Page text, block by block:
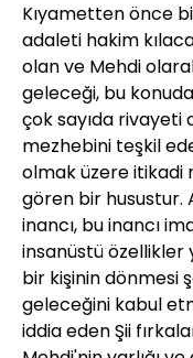
Kıyametten önce
adaleti hakim
olan ve Mehdi
geleceği, bu
çok sayıda
mezhebini teşkil
olmak üzere itikadi
gören bir husustur.
inancı, bu inancı
insanüstü özellikler
bir kişinin dönmesi
geleceğini kabul
iddia eden Şii